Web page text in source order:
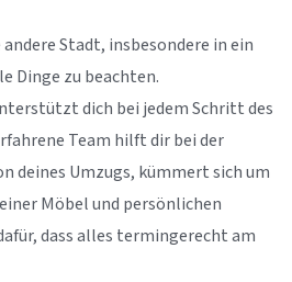
Stadt, insbesondere in ein
Dinge zu beachten.
dich bei jedem Schritt des
Team hilft dir bei der
deines Umzugs, kümmert sich um
Möbel und persönlichen
dass alles termingerecht am